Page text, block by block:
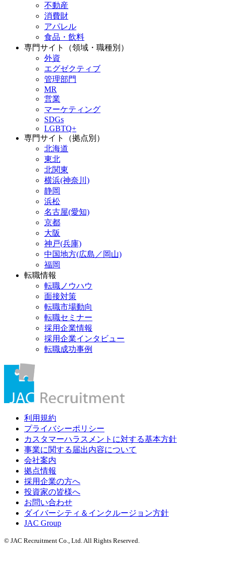
不動産
消費財
アパレル
食品・飲料
専門サイト（領域・職種別）
外資
エグゼクティブ
管理部門
MR
営業
マーケティング
SDGs
LGBTQ+
専門サイト（拠点別）
北海道
東北
北関東
横浜(神奈川)
静岡
浜松
名古屋(愛知)
京都
大阪
神戸(兵庫)
中国地方(広島／岡山)
福岡
転職情報
転職ノウハウ
面接対策
転職市場動向
転職セミナー
採用企業情報
採用企業インタビュー
転職成功事例
利用規約
プライバシーポリシー
カスタマーハラスメントに対する基本方針
事業に関する届出内容について
会社案内
拠点情報
採用企業の方へ
投資家の皆様へ
お問い合わせ
ダイバーシティ＆インクルージョン方針
JAC Group
© JAC Recruitment Co., Ltd. All Rights Reserved.